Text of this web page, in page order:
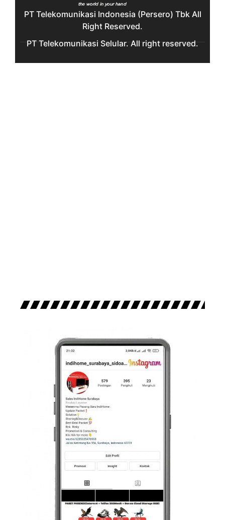
PT Telekomunikasi Indonesia (Persero) Tbk All
Right Reserved.
PT Telekomunikasi Selular. All right reserved.